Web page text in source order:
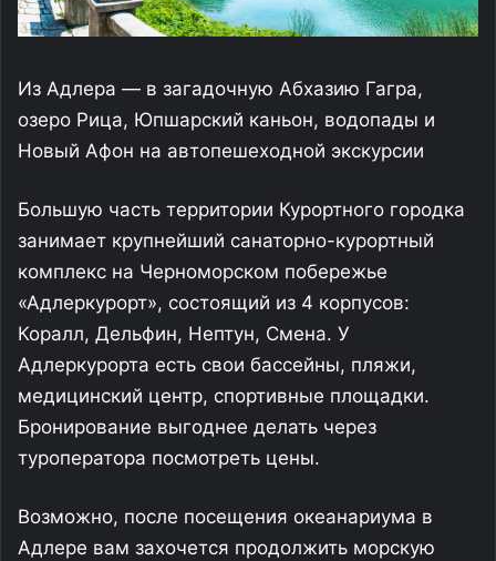
Из Адлера — в загадочную Абхазию Гагра,
озеро Рица, Юпшарский каньон, водопады и
Новый Афон на автопешеходной экскурсии
Большую часть территории Курортного городка
занимает крупнейший санаторно-курортный
комплекс на Черноморском побережье
«Адлеркурорт», состоящий из 4 корпусов:
Коралл, Дельфин, Нептун, Смена. У
Адлеркурорта есть свои бассейны, пляжи,
медицинский центр, спортивные площадки.
Бронирование выгоднее делать через
туроператора посмотреть цены.
Возможно, после посещения океанариума в
Адлере вам захочется продолжить морскую